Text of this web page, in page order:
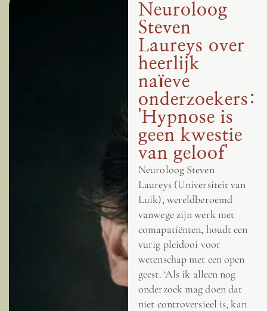
Neuroloog
Steven
Laureys over
heerlijk
naïeve
onderzoekers:
'Hypnose is
geen kwestie
van geloof'
Neuroloog Steven
Laureys (Universiteit van
Luik), wereldberoemd
vanwege zijn werk met
comapatiënten, houdt een
vurig pleidooi voor
wetenschap met een open
geest. ‘Als ik alleen nog
onderzoek mag doen dat
niet controversieel is, kan